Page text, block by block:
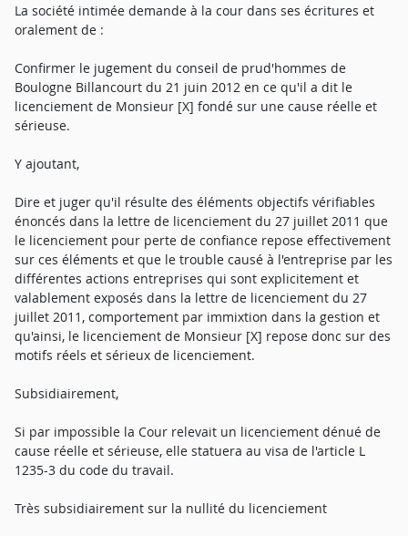
La société intimée demande à la cour dans ses écritures et
oralement de :
Confirmer le jugement du conseil de prud'hommes de
Boulogne Billancourt du 21 juin 2012 en ce qu'il a dit le
licenciement de Monsieur [X] fondé sur une cause réelle et
sérieuse.
Y ajoutant,
Dire et juger qu'il résulte des éléments objectifs vérifiables
énoncés dans la lettre de licenciement du 27 juillet 2011 que
le licenciement pour perte de confiance repose effectivement
sur ces éléments et que le trouble causé à l'entreprise par les
différentes actions entreprises qui sont explicitement et
valablement exposés dans la lettre de licenciement du 27
juillet 2011, comportement par immixtion dans la gestion et
qu'ainsi, le licenciement de Monsieur [X] repose donc sur des
motifs réels et sérieux de licenciement.
Subsidiairement,
Si par impossible la Cour relevait un licenciement dénué de
cause réelle et sérieuse, elle statuera au visa de l'article L
1235-3 du code du travail.
Très subsidiairement sur la nullité du licenciement